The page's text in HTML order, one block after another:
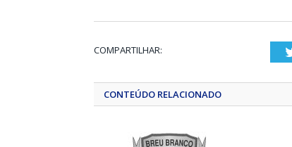
COMPARTILHAR:
CONTEÚDO RELACIONADO